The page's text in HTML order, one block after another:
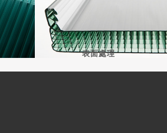
表面處理